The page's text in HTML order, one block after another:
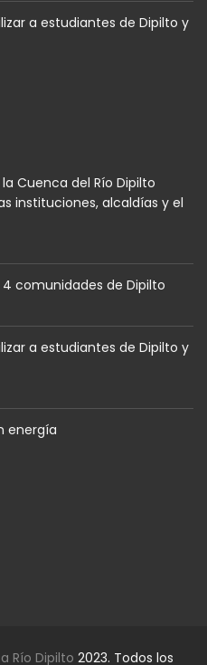
a estudiantes de Dipilto y
Cuenca del Río Dipilto
instituciones, alcaldías y el
comunidades de Dipilto
a estudiantes de Dipilto y
energía
Río Dipilto 2023. Todos los